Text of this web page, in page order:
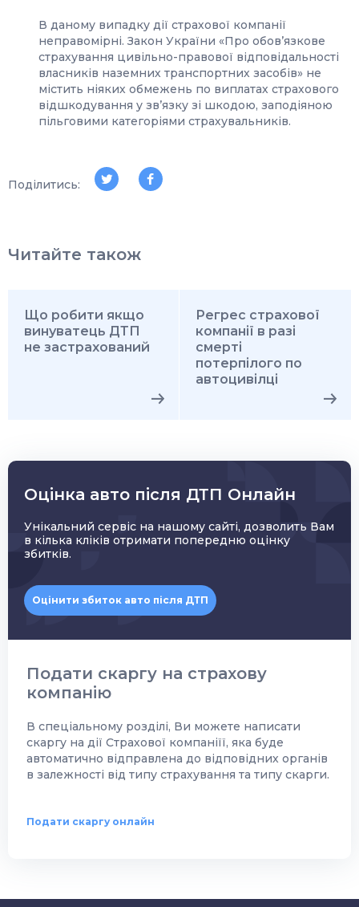
В даному випадку дії страхової компанії
неправомірні. Закон України «Про обов’язкове
страхування цивільно-правової відповідальності
власників наземних транспортних засобів» не
містить ніяких обмежень по виплатах страхового
відшкодування у зв’язку зі шкодою, заподіяною
пільговими категоріями страхувальників.
Поділитись:
Читайте також
Що робити якщо
винуватець ДТП
не застрахований
Регрес страхової
компанії в разі
смерті
потерпілого по
автоцивілці
Оцінка авто після ДТП Онлайн
Унікальний сервіс на нашому сайті, дозволить Вам
в кілька кліків отримати попередню оцінку
збитків.
Оцінити збиток авто після ДТП
Подати скаргу на страхову
компанію
В спеціальному розділі, Ви можете написати
скаргу на дії Страхової компаніїї, яка буде
автоматично відправлена до відповідних органів
в залежності від типу страхування та типу скарги.
Подати скаргу онлайн